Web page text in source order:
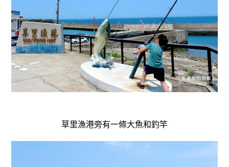
草里漁港旁有一條大魚和釣竿